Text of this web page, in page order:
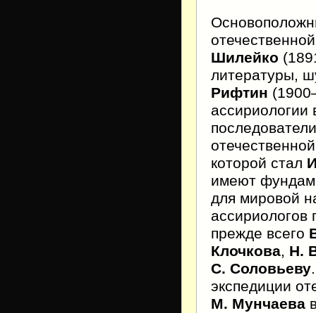
Шилейко
литературы,
Рифтин
ассириологии
которой стал
имеют
для мировой
ассириологов
прежде всего
Клочкова, Н.
С. Соловьеву
экспедиции
М. Мунчаева